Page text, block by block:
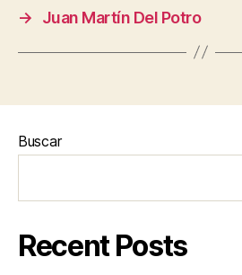
→
Juan Martín Del Potro
Buscar
Recent Posts